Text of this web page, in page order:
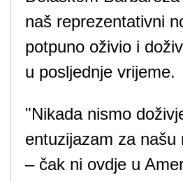
naš reprezentativni
potpuno oživio i
u posljednje vrijeme.
"Nikada nismo
entuzijazam za našu
– čak ni ovdje u